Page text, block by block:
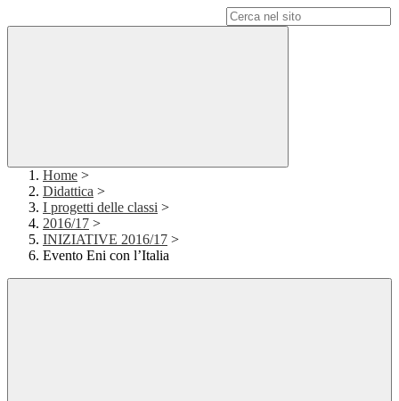
Home >
Didattica >
I progetti delle classi >
2016/17 >
INIZIATIVE 2016/17 >
Evento Eni con l’Italia